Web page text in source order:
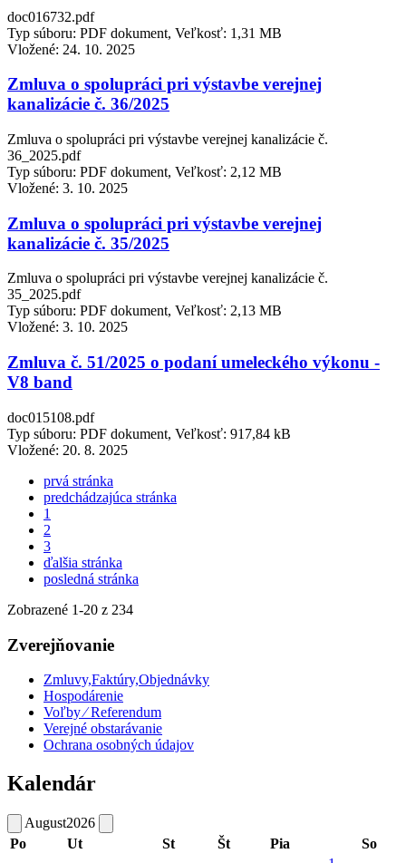
doc016732.pdf
Typ súboru: PDF dokument, Veľkosť: 1,31 MB
Vložené: 24. 10. 2025
Zmluva o spolupráci pri výstavbe verejnej
kanalizácie č. 36/2025
Zmluva o spolupráci pri výstavbe verejnej kanalizácie č.
36_2025.pdf
Typ súboru: PDF dokument, Veľkosť: 2,12 MB
Vložené: 3. 10. 2025
Zmluva o spolupráci pri výstavbe verejnej
kanalizácie č. 35/2025
Zmluva o spolupráci pri výstavbe verejnej kanalizácie č.
35_2025.pdf
Typ súboru: PDF dokument, Veľkosť: 2,13 MB
Vložené: 3. 10. 2025
Zmluva č. 51/2025 o podaní umeleckého výkonu -
V8 band
doc015108.pdf
Typ súboru: PDF dokument, Veľkosť: 917,84 kB
Vložené: 20. 8. 2025
prvá stránka
predchádzajúca stránka
1
2
3
ďalšia stránka
posledná stránka
Zobrazené 1-20 z 234
Zverejňovanie
Zmluvy,Faktúry,Objednávky
Hospodárenie
Voľby ⁄ Referendum
Verejné obstarávanie
Ochrana osobných údajov
Kalendár
August2026
Po
Ut St Št Pia So